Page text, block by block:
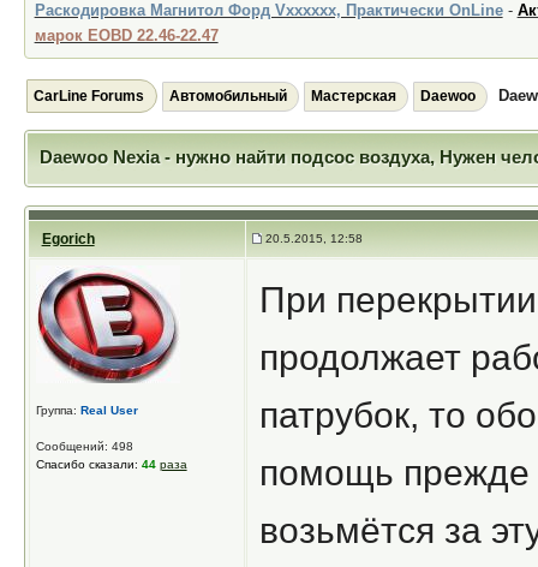
Раскодировка Магнитол Форд Vxxxxxx, Практически OnLine-
марок EOBD 22.46-22.47
CarLine Forums Автомобильный Мастерская Daewoo
Daewoo Nexia - нужно найти подсос воздуха, Нужен
Egorich 20.5.2015, 12:58
Группа: Real User
Сообщений: 498
Спасибо сказали: 44 раза
При перекрытии
продолжает
патрубок, то
помощь прежде
возьмётся за